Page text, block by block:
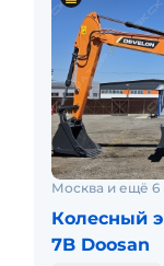
Москва и ещё 6
Колесный
7B Doosan